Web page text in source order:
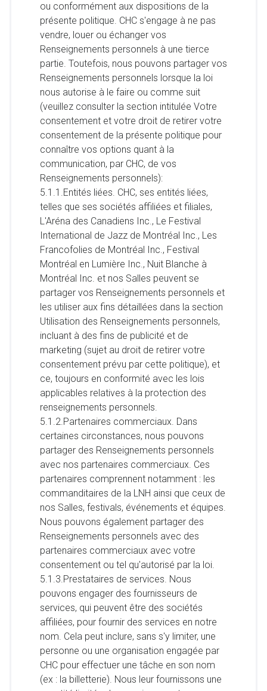
ou conformément aux dispositions de la
présente politique. CHC s'engage à ne pas
vendre, louer ou échanger vos
Renseignements personnels à une tierce
partie. Toutefois, nous pouvons partager vos
Renseignements personnels lorsque la loi
nous autorise à le faire ou comme suit
(veuillez consulter la section intitulée Votre
consentement et votre droit de retirer votre
consentement de la présente politique pour
connaître vos options quant à la
communication, par CHC, de vos
Renseignements personnels):
5.1.1.Entités liées. CHC, ses entités liées,
telles que ses sociétés affiliées et filiales,
L'Aréna des Canadiens Inc., Le Festival
International de Jazz de Montréal Inc., Les
Francofolies de Montréal Inc., Festival
Montréal en Lumière Inc., Nuit Blanche à
Montréal Inc. et nos Salles peuvent se
partager vos Renseignements personnels et
les utiliser aux fins détaillées dans la section
Utilisation des Renseignements personnels,
incluant à des fins de publicité et de
marketing (sujet au droit de retirer votre
consentement prévu par cette politique), et
ce, toujours en conformité avec les lois
applicables relatives à la protection des
renseignements personnels.
5.1.2.Partenaires commerciaux. Dans
certaines circonstances, nous pouvons
partager des Renseignements personnels
avec nos partenaires commerciaux. Ces
partenaires comprennent notamment : les
commanditaires de la LNH ainsi que ceux de
nos Salles, festivals, événements et équipes.
Nous pouvons également partager des
Renseignements personnels avec des
partenaires commerciaux avec votre
consentement ou tel qu'autorisé par la loi.
5.1.3.Prestataires de services. Nous
pouvons engager des fournisseurs de
services, qui peuvent être des sociétés
affiliées, pour fournir des services en notre
nom. Cela peut inclure, sans s'y limiter, une
personne ou une organisation engagée par
CHC pour effectuer une tâche en son nom
(ex : la billetterie). Nous leur fournissons une